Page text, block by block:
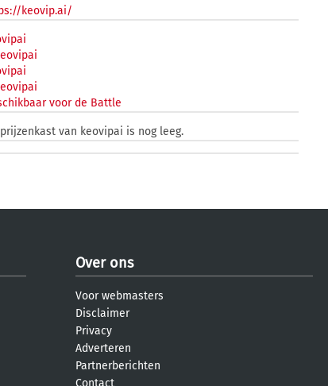
keovip.ai/
voor de Battle
van keovipai is nog leeg.
Over ons
Voor webmasters
Disclaimer
Privacy
Adverteren
Partnerberichten
Contact